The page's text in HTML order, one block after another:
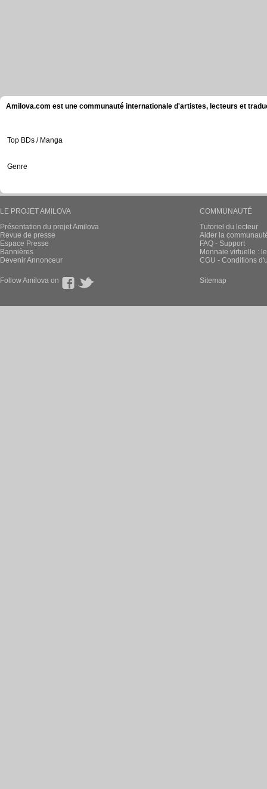
Amilova.com est une communauté internationale d'artistes, lecteurs et
Top BDs / Manga
Genre
LE PROJET AMILOVA
Présentation du projet Amilova
Revue de presse
Espace Presse
Bannières
Devenir Annonceur
COMMUNAUTÉ
Tutoriel du lecteur
Aider la
FAQ - Support
Monnaie virtuelle :
CGU - Conditions
Follow Amilova on Sitemap